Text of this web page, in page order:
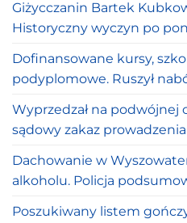
Giżycczanin Bartek
Historyczny wyczyn po
Dofinansowane kursy,
podyplomowe. Ruszył
Wyprzedzał na podwójnej
sądowy zakaz prowadzenia
Dachowanie w
alkoholu. Policja
Poszukiwany listem